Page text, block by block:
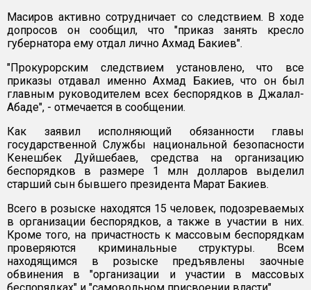
Масиров активно сотрудничает со следствием. В ходе
допросов он сообщил, что "приказ занять кресло
губернатора ему отдал лично Ахмад Бакиев".
"Прокурорским следствием установлено, что все
приказы отдавал именно Ахмад Бакиев, что он был
главным руководителем всех беспорядков в Джалал-
Абаде", - отмечается в сообщении.
Как заявил исполняющий обязанности главы
государственной Службы национальной безопасности
Кенешбек Дуйшебаев, средства на организацию
беспорядков в размере 1 млн долларов выделил
старший сын бывшего президента Марат Бакиев.
Всего в розыске находятся 15 человек, подозреваемых
в организации беспорядков, а также в участии в них.
Кроме того, на причастность к массовым беспорядкам
проверяются криминальные структуры. Всем
находящимся в розыске предъявлены заочные
обвинения в "организации и участии в массовых
беспорядках" и "самовольном присвоении власти".